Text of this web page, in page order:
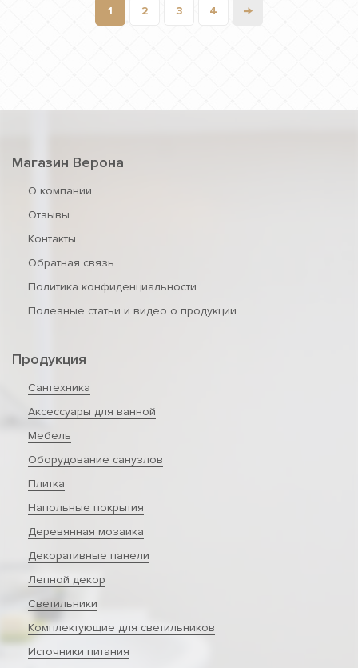
1 2 3 4 →
Магазин Верона
О компании
Отзывы
Контакты
Обратная связь
Политика конфиденциальности
Полезные статьи и видео о продукции
Продукция
Сантехника
Аксессуары для ванной
Мебель
Оборудование санузлов
Плитка
Напольные покрытия
Деревянная мозаика
Декоративные панели
Лепной декор
Светильники
Комплектующие для светильников
Источники питания